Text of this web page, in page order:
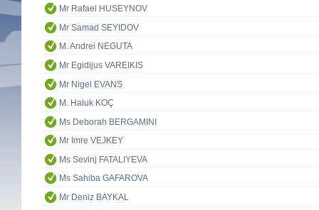
Mr Rafael HUSEYNOV
Mr Samad SEYIDOV
M. Andrei NEGUTA
Mr Egidijus VAREIKIS
Mr Nigel EVANS
M. Haluk KOÇ
Ms Deborah BERGAMINI
Mr Imre VEJKEY
Ms Sevinj FATALIYEVA
Ms Sahiba GAFAROVA
Mr Deniz BAYKAL